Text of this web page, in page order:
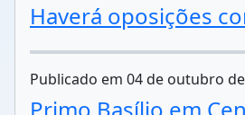
Haverá oposições
Publicado em 04 de outubro